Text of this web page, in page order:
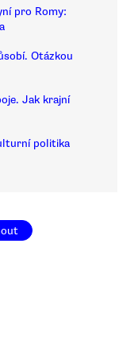
pro Romy:
Otázkou
Jak krajní
politika